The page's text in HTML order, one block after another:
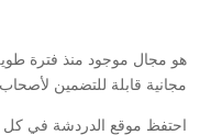
هو مجال موجود منذ فترة
مجانية قابلة للتضمين
احتفظ موقع الدردشة في كل